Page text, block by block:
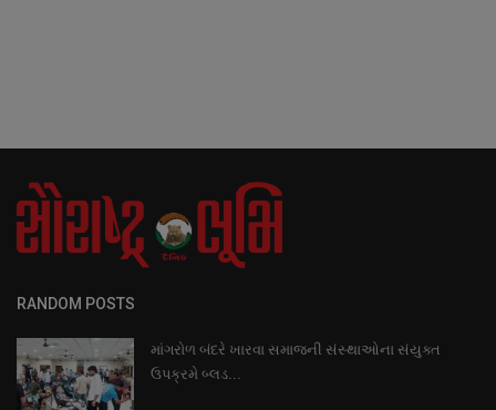
RANDOM POSTS
માંગરોળ બંદરે ખારવા સમાજની સંસ્થાઓના સંયુક્ત
ઉપક્રમે બ્લડ...